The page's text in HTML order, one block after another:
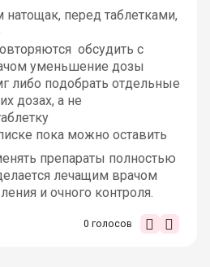
перед таблетками,
обсудить с
уменьшение дозы
либо подобрать отдельные
дозах, а не
пока можно оставить
препараты полностью
лечащим врачом
и очного контроля.
0 голосов